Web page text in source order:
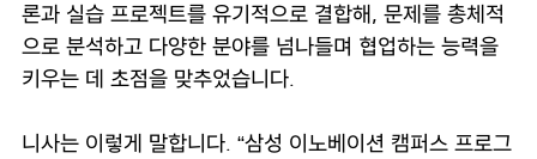
론과 실습 프로젝트를 유기적으로 결합해, 문제를 총체적
으로 분석하고 다양한 분야를 넘나들며 협업하는 능력을
키우는 데 초점을 맞추었습니다.
니사는 이렇게 말합니다. “삼성 이노베이션 캠퍼스 프로그